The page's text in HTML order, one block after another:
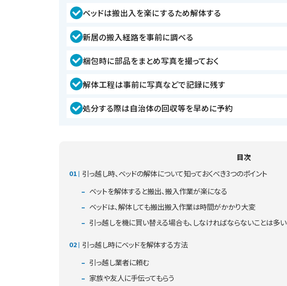
ベッドは搬出入を楽にするため解体する
新居の搬入経路を事前に調べる
梱包時に部品をまとめ写真を撮っておく
解体工程は事前に写真などで記録に残す
処分する際は自治体の回収等を早めに予約
目次
引っ越し時、ベッドの解体について知っておくべき3つのポイント
ベットを解体すると搬出、搬入作業が楽になる
ベッドは、解体しても搬出搬入作業は時間がかかり大変
引っ越しを機に買い替える場合も、しなければならないことは多い
引っ越し時にベッドを解体する方法
引っ越し業者に頼む
家族や友人に手伝ってもらう